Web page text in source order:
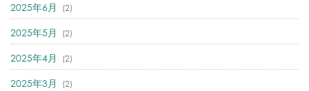
2025年6月 (2)
2025年5月 (2)
2025年4月 (2)
2025年3月 (2)